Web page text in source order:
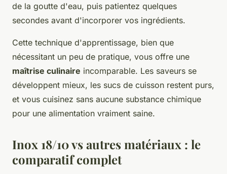
de la goutte d'eau, puis patientez quelques
secondes avant d'incorporer vos ingrédients.
Cette technique d'apprentissage, bien que
nécessitant un peu de pratique, vous offre une
maîtrise culinaire incomparable. Les saveurs se
développent mieux, les sucs de cuisson restent purs,
et vous cuisinez sans aucune substance chimique
pour une alimentation vraiment saine.
Inox 18/10 vs autres matériaux : le
comparatif complet